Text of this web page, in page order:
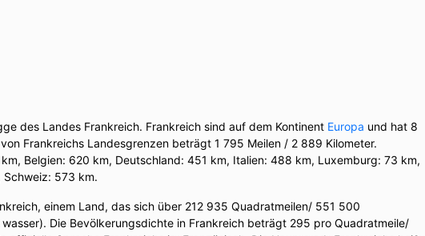
des Landes Frankreich. Frankreich sind auf dem Kontinent Europa und hat 8
Frankreichs Landesgrenzen beträgt 1 795 Meilen / 2 889 Kilometer.
Belgien: 620 km, Deutschland: 451 km, Italien: 488 km, Luxemburg: 73 km,
573 km.
einem Land, das sich über 212 935 Quadratmeilen/ 551 500
Die Bevölkerungsdichte in Frankreich beträgt 295 pro Quadratmeile/